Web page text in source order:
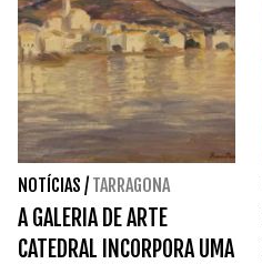
NOTÍCIAS / TARRAGONA
A GALERIA DE ARTE
CATEDRAL INCORPORA UMA